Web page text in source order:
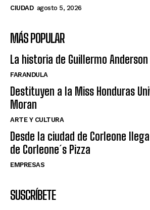
CIUDAD agosto 5, 2026
MÁS POPULAR
La historia de Guillermo Anderson
FARANDULA
Destituyen a la Miss Honduras
Moran
ARTE Y CULTURA
Desde la ciudad de Corleone
de Corleone´s Pizza
EMPRESAS
SUSCRÍBETE